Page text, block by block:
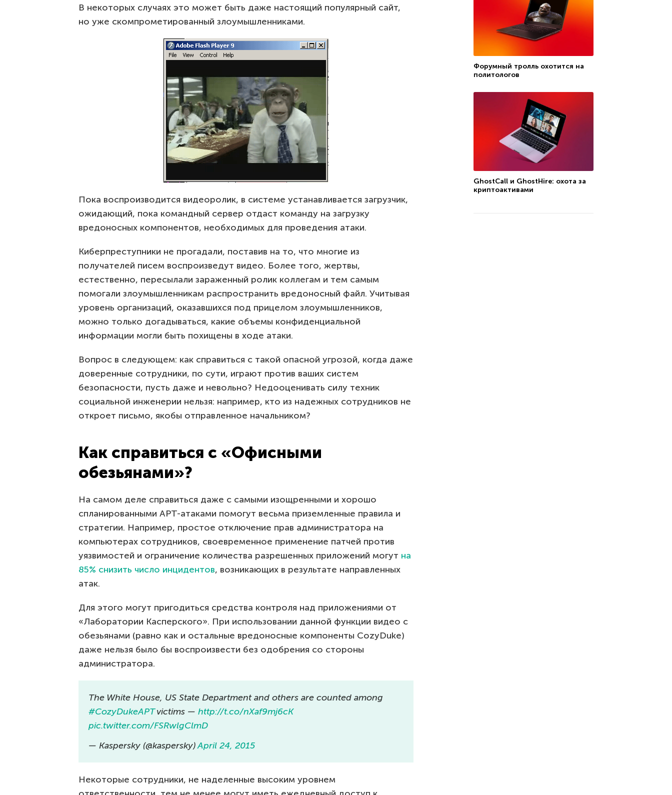
В некоторых случаях это может быть даже настоящий популярный сайт,
но уже скомпрометированный злоумышленниками.
Пока воспроизводится видеоролик, в системе устанавливается загрузчик,
ожидающий, пока командный сервер отдаст команду на загрузку
вредоносных компонентов, необходимых для проведения атаки.
Киберпреступники не прогадали, поставив на то, что многие из
получателей писем воспроизведут видео. Более того, жертвы,
естественно, пересылали зараженный ролик коллегам и тем самым
помогали злоумышленникам распространить вредоносный файл. Учитывая
уровень организаций, оказавшихся под прицелом злоумышленников,
можно только догадываться, какие объемы конфиденциальной
информации могли быть похищены в ходе атаки.
Вопрос в следующем: как справиться с такой опасной угрозой, когда даже
доверенные сотрудники, по сути, играют против ваших систем
безопасности, пусть даже и невольно? Недооценивать силу техник
социальной инженерии нельзя: например, кто из надежных сотрудников не
откроет письмо, якобы отправленное начальником?
Как справиться с «Офисными
обезьянами»?
На самом деле справиться даже с самыми изощренными и хорошо
спланированными APT-атаками помогут весьма приземленные правила и
стратегии. Например, простое отключение прав администратора на
компьютерах сотрудников, своевременное применение патчей против
уязвимостей и ограничение количества разрешенных приложений могут на
85% снизить число инцидентов, возникающих в результате направленных
атак.
Для этого могут пригодиться средства контроля над приложениями от
«Лаборатории Касперского». При использовании данной функции видео с
обезьянами (равно как и остальные вредоносные компоненты CozyDuke)
даже нельзя было бы воспроизвести без одобрения со стороны
администратора.
The White House, US State Department and others are counted among
#CozyDukeAPTvictims — http://t.co/nXaf9mj6cK
pic.twitter.com/FSRwlgClmD
— Kaspersky (@kaspersky)April 24, 2015
Некоторые сотрудники, не наделенные высоким уровнем
Форумный тролль охотится на
политологов
GhostCall и GhostHire: охота за
криптоактивами